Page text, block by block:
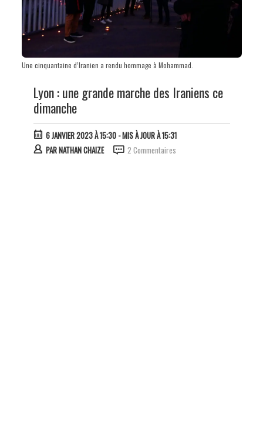
Une cinquantaine d’Iranien a rendu hommage à Mohammad.
Lyon : une grande marche des Iraniens ce
dimanche
6 JANVIER 2023 À 15:30- MIS À JOUR À 15:31
PARNATHAN CHAIZE 2 Commentaires